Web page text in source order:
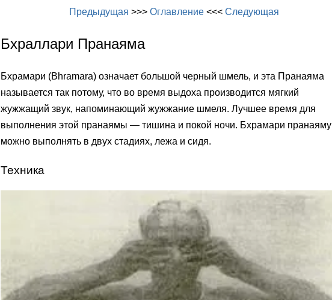
Предыдущая >>> Оглавление<<< Следующая
Бхраллари Пранаяма
Бхрамари (Bhramara) означает большой черный шмель, и эта Пранаяма
называется так потому, что во время выдоха производится мягкий
жужжащий звук, напоминающий жужжание шмеля. Лучшее время для
выполнения этой пранаямы — тишина и покой ночи. Бхрамари пранаяму
можно выполнять в двух стадиях, лежа и сидя.
Техника